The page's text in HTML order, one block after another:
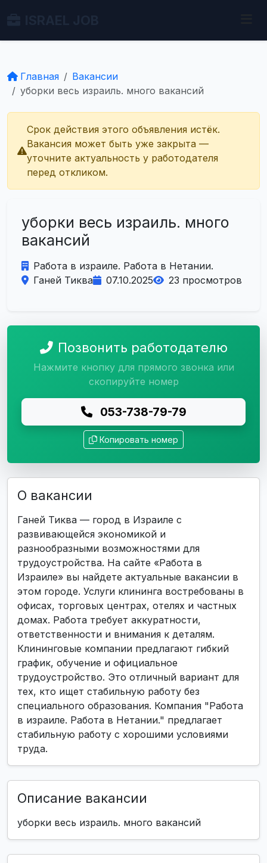
Главная
Вакансии
уборки весь израиль. много вакансий
Срок действия этого объявления истёк.
Вакансия может быть уже закрыта —
уточните актуальность у работодателя
перед откликом.
уборки весь израиль. много
вакансий
Работа в израиле. Работа в Нетании.
Ганей Тиква
07.10.2025 23 просмотров
Позвонить работодателю
Нажмите кнопку для прямого звонка или
скопируйте номер
053-738-79-79
Копировать номер
О вакансии
Ганей Тиква — город в Израиле с
развивающейся экономикой и
разнообразными возможностями для
трудоустройства. На сайте «Работа в
Израиле» вы найдете актуальные вакансии в
этом городе. Услуги клининга востребованы в
офисах, торговых центрах, отелях и частных
домах. Работа требует аккуратности,
ответственности и внимания к деталям.
Клининговые компании предлагают гибкий
график, обучение и официальное
трудоустройство. Это отличный вариант для
тех, кто ищет стабильную работу без
специального образования. Компания "Работа
в израиле. Работа в Нетании." предлагает
стабильную работу с хорошими условиями
труда.
Описание вакансии
уборки весь израиль. много вакансий